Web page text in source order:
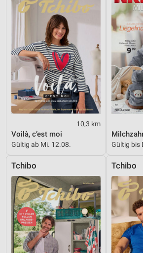
10,3 km
Voilà, c’est moi
Gültig ab Mi. 12.08. Gültig bis
Tchibo Tchibo
Verwendung reduzierter Daten zur
IAB-Besonderheiten:
Verwendung genauer Standortdaten
Geräte anhand von aktiv angeforderten
Informationen identifizieren
Nicht-IAB-Verarbeitungszwecke:
Notwendig
Performance
Funktional
Werbung